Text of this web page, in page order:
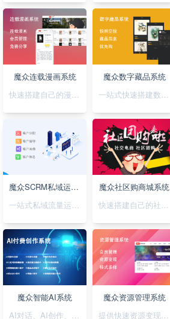
魔众连载漫画系统
快速搭建自己的漫画连载系统
魔众数字藏品系统
一站式快速搭建数字藏品平台
魔众SCRM私域运营系统
一站式私域流量运营平台
魔众社区购商城系统
快速搭建自己的社区购物网站
魔众智能AI系统
AI对话、AI创作、AI绘画
魔众资源管理系统
提供快速资源变现的在线系统